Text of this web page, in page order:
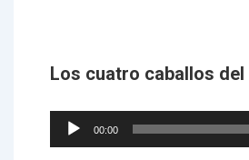
Los cuatro caballos
Audio
Player
00:00